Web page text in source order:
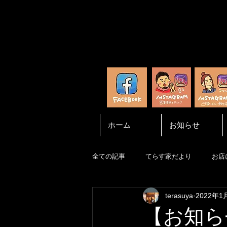
ホーム お知らせ
全ての記事 てらす家だより お店
【お知
terasuya 2022年1